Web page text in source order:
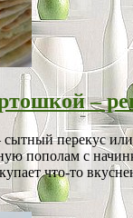
–
перекус или
пополам с
что-то